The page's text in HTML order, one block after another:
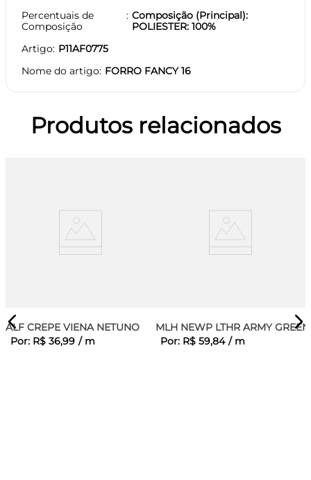
Percentuais de
Composição
Composição (Principal):
POLIESTER: 100%
Artigo P11AF0775
Nome do artigo FORRO FANCY 16
Produtos relacionados
ALF CREPE VIENA NETUNO
Por: R$ 36,99 / m
MLH NEWP LTHR ARMY GREEN
Por: R$ 59,84 / m